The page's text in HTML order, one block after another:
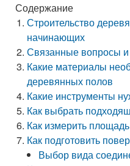
Содержание
Строительство
начинающих
Связанные вопросы и
Какие материалы
деревянных полов
Какие инструменты
Как выбрать
Как измерить
Как подготовить
Выбор вида